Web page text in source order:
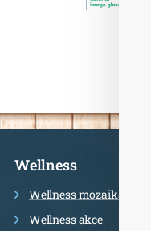
Informace
Wellness
Wellness mozaika
Wellness akce